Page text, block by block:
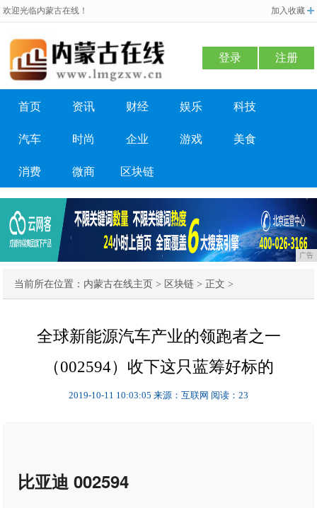
欢迎光临内蒙古在线！ 加入收藏
登录 注册
首页 资讯 财经 娱乐 科技
汽车 时尚 企业 游戏 美食
消费 微商 区块链
广告
当前所在位置： 内蒙古在线主页 > 区块链 > 正文 >
全球新能源汽车产业的领跑者之一
（002594）收下这只蓝筹好标的
2019-10-11 10:03:05 来源：互联网 阅读：23
比亚迪 002594